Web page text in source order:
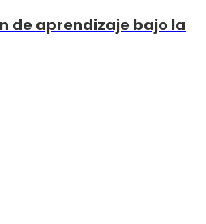
de aprendizaje bajo la